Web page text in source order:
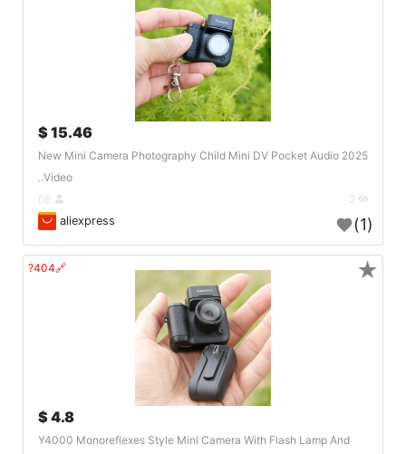
15.46 $
2025 New Mini Camera Photography Child Mini DV Pocket Audio
Video..
aliexpress (1)
🔗404?
4.8 $
Y4000 Monoreflexes Style Mini Camera With Flash Lamp And
★